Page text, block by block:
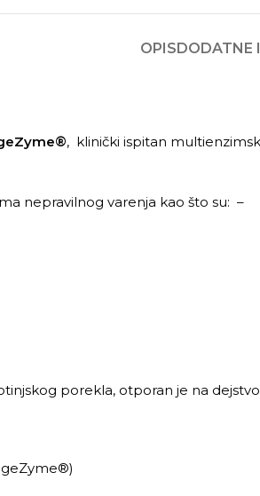
OPISDODATNE
®, klinički ispitan
nepravilnog varenja kao što su: –
porekla, otporan je na